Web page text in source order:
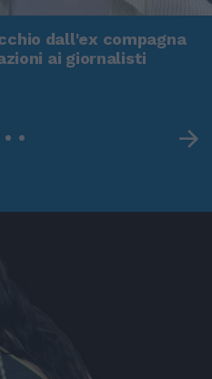
dall'ex compagna
ai giornalisti